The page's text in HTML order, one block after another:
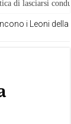
di lasciarsi
i Leoni della